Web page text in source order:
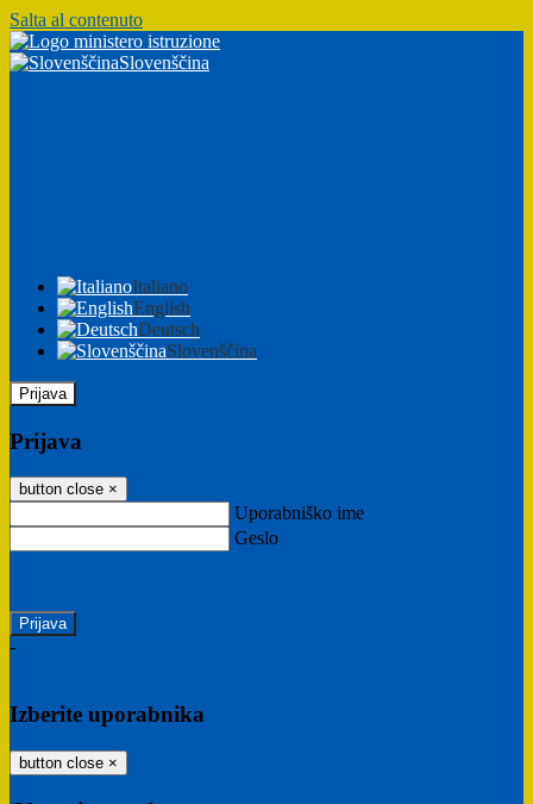
Salta al contenuto
Slovenščina
Italiano
English
Deutsch
Slovenščina
Prijava
Prijava
button close ×
Uporabniško ime
Geslo
-
Izberite uporabnika
button close ×